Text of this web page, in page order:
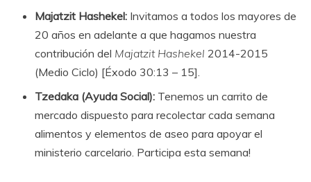
Majatzit Hashekel: Invitamos a todos los mayores de
20 años en adelante a que hagamos nuestra
contribución del Majatzit Hashekel 2014-2015
(Medio Ciclo) [Éxodo 30:13 – 15].
Tzedaka (Ayuda Social): Tenemos un carrito de
mercado dispuesto para recolectar cada semana
alimentos y elementos de aseo para apoyar el
ministerio carcelario. Participa esta semana!